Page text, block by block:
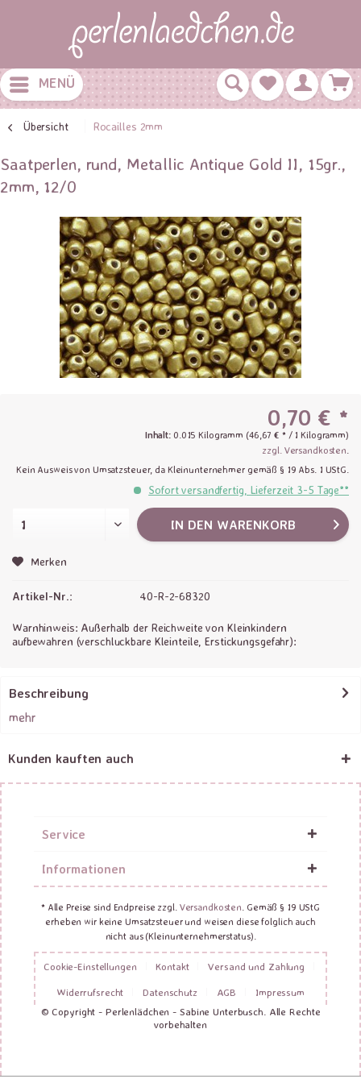
MENÜ
Übersicht Rocailles 2mm
Saatperlen, rund, Metallic Antique Gold II, 15gr.,
2mm, 12/0
0,70 € *
Inhalt: 0.015 Kilogramm (46,67 € * / 1 Kilogramm)
zzgl. Versandkosten.
Kein Ausweis von Umsatzsteuer, da Kleinunternehmer gemäß § 19 Abs. 1 UStG.
Sofort versandfertig, Lieferzeit 3-5 Tage**
IN DEN WARENKORB
Merken
Artikel-Nr.: 40-R-2-68320
Warnhinweis: Außerhalb der Reichweite von Kleinkindern
aufbewahren (verschluckbare Kleinteile, Erstickungsgefahr):
Beschreibung
mehr
Kunden kauften auch
Service
Informationen
* Alle Preise sind Endpreise zzgl. Versandkosten. Gemäß § 19 UStG
erheben wir keine Umsatzsteuer und weisen diese folglich auch
nicht aus (Kleinunternehmerstatus).
Cookie-Einstellungen Kontakt
Versand und Zahlung
Widerrufsrecht
Datenschutz AGB
Impressum
© Copyright - Perlenlädchen - Sabine Unterbusch. Alle Rechte
vorbehalten